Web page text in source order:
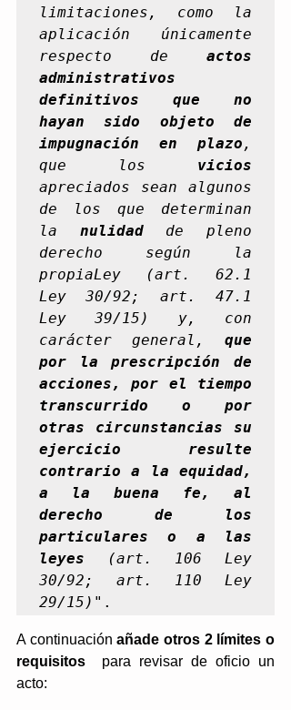
limitaciones, como la
aplicación únicamente
respecto de actos
administrativos
definitivos que no
hayan sido objeto de
impugnación en plazo ,
que los vicios
apreciados sean algunos
de los que determinan
la nulidad de pleno
derecho según la
propiaLey (art. 62.1
Ley 30/92; art. 47.1
Ley 39/15) y, con
carácter general, que
por la prescripción de
acciones, por el tiempo
transcurrido o por
otras circunstancias su
ejercicio resulte
contrario a la equidad,
a la buena fe, al
derecho de los
particulares o a las
leyes (art. 106 Ley
30/92; art. 110 Ley
29/15) ".
A continuación añade otros 2 límites o
requisitos
para revisar de oficio un
acto: